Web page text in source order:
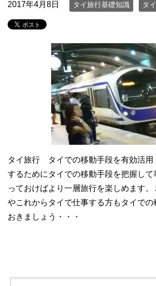
2017年4月8日 タイ旅行基礎知識 タ
タイ旅行 タイでの移動手段を有効活用
するためにタイでの移動手段を把握して
っておけばより一層旅行を楽しめます
やこれからタイで仕事する方もタイでの
おきましょう・・・